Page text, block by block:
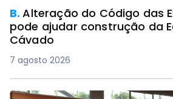
B.Alteração do Código das Expropriações
pode ajudar construção da
Cávado
7 agosto 2026